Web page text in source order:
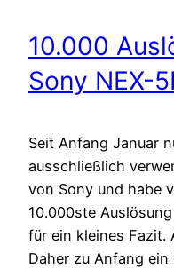
10.000
Sony NEX-
Seit Anfang Januar
ausschließlich
von Sony und habe
10.000ste
für ein kleines Fazit.
Daher zu Anfang